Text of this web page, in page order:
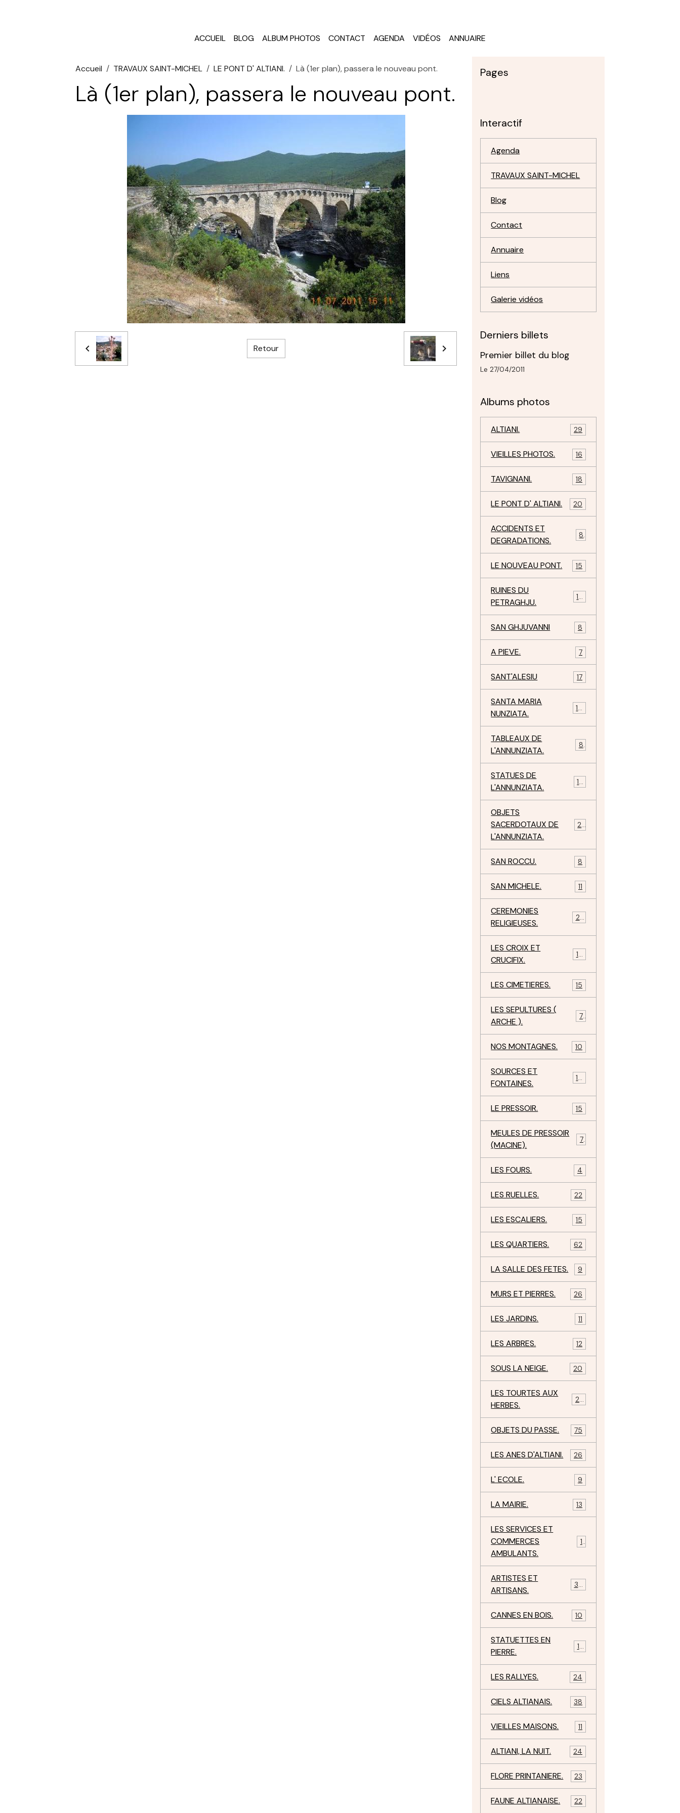
ACCUEIL BLOG ALBUM PHOTOS CONTACT AGENDA VIDÉOS ANNUAIRE
Accueil TRAVAUX SAINT-MICHEL LE PONT D' ALTIANI. Là (1er plan), passera le nouveau pont.
Là (1er plan), passera le nouveau pont.
Retour
Pages
Interactif
Agenda
TRAVAUX SAINT-MICHEL
Blog
Contact
Annuaire
Liens
Galerie vidéos
Derniers billets
Premier billet du blog
Le 27/04/2011
Albums photos
ALTIANI. 29
VIEILLES PHOTOS. 16
TAVIGNANI. 18
LE PONT D' ALTIANI. 20
ACCIDENTS ET
DEGRADATIONS.
8
LE NOUVEAU PONT. 15
RUINES DU
PETRAGHJU.
12
SAN GHJUVANNI 8
A PIEVE. 7
SANT'ALESIU 17
SANTA MARIA
NUNZIATA.
10
TABLEAUX DE
L'ANNUNZIATA.
8
STATUES DE
L'ANNUNZIATA.
15
OBJETS
SACERDOTAUX DE
L'ANNUNZIATA.
24
SAN ROCCU. 8
SAN MICHELE. 11
CEREMONIES
RELIGIEUSES.
23
LES CROIX ET
CRUCIFIX.
18
LES CIMETIERES. 15
LES SEPULTURES (
ARCHE ).
7
NOS MONTAGNES. 10
SOURCES ET
FONTAINES.
10
LE PRESSOIR. 15
MEULES DE PRESSOIR
(MACINE).
7
LES FOURS. 4
LES RUELLES. 22
LES ESCALIERS. 15
LES QUARTIERS. 62
LA SALLE DES FETES. 9
MURS ET PIERRES. 26
LES JARDINS. 11
LES ARBRES. 12
SOUS LA NEIGE. 20
LES TOURTES AUX
HERBES.
29
OBJETS DU PASSE. 75
LES ANES D'ALTIANI. 26
L' ECOLE. 9
LA MAIRIE. 13
LES SERVICES ET
COMMERCES
AMBULANTS.
11
ARTISTES ET
ARTISANS.
34
CANNES EN BOIS. 10
STATUETTES EN
PIERRE.
17
LES RALLYES. 24
CIELS ALTIANAIS. 38
VIEILLES MAISONS. 11
ALTIANI, LA NUIT. 24
FLORE PRINTANIERE. 23
FAUNE ALTIANAISE. 22